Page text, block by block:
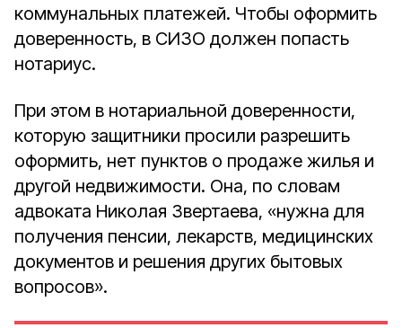
коммунальных платежей. Чтобы оформить
доверенность, в СИЗО должен попасть
нотариус.
При этом в нотариальной доверенности,
которую защитники просили разрешить
оформить, нет пунктов о продаже жилья и
другой недвижимости. Она, по словам
адвоката Николая Звертаева, «нужна для
получения пенсии, лекарств, медицинских
документов и решения других бытовых
вопросов».